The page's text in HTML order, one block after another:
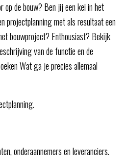
op de bouw? Ben jij een kei in het
projectplanning met als resultaat een
bouwproject? Enthousiast? Bekijk
van de functie en de
Wat ga je precies allemaal
onderaannemers en leveranciers.